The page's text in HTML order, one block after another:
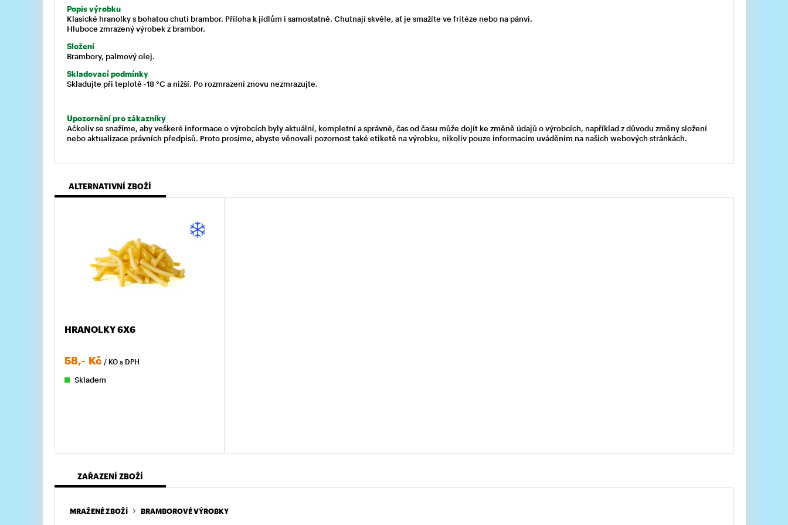
Popis výrobku
Klasické hranolky s bohatou chutí brambor. Příloha k jídlům i samostatně. Chutnají skvěle, ať je smažíte ve fritéze nebo na pánvi.
Hluboce zmrazený výrobek z brambor.
Složení
Brambory, palmový olej.
Skladovací podmínky
Skladujte při teplotě -18 °C a nižší. Po rozmrazení znovu nezmrazujte.
Upozornění pro zákazníky
Ačkoliv se snažíme, aby veškeré informace o výrobcích byly aktuální, kompletní a správné, čas od času může dojít ke změně údajů o výrobcích, například z důvodu změny složení
nebo aktualizace právních předpisů. Proto prosíme, abyste věnovali pozornost také etiketě na výrobku, nikoliv pouze informacím uváděním na našich webových stránkách.
ALTERNATIVNÍ ZBOŽÍ
HRANOLKY 6X6
58,- Kč / KG s DPH
Skladem
ZAŘAZENÍ ZBOŽÍ
MRAŽENÉ ZBOŽÍ BRAMBOROVÉ VÝROBKY